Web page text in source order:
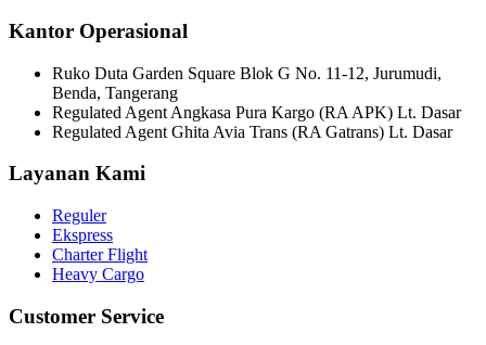
Kantor Operasional
Ruko Duta Garden Square Blok G No. 11-12, Jurumudi,
Benda, Tangerang
Regulated Agent Angkasa Pura Kargo (RA APK) Lt. Dasar
Regulated Agent Ghita Avia Trans (RA Gatrans) Lt. Dasar
Layanan Kami
Reguler
Ekspress
Charter Flight
Heavy Cargo
Customer Service